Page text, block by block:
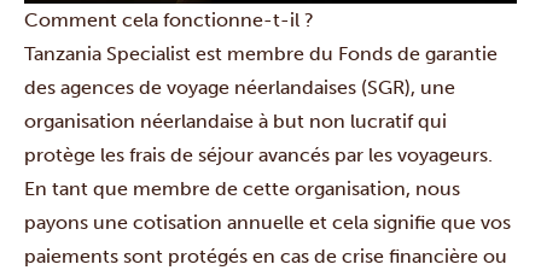
Comment cela fonctionne-t-il ?
Tanzania Specialist est membre du Fonds de garantie
des agences de voyage néerlandaises (SGR), une
organisation néerlandaise à but non lucratif qui
protège les frais de séjour avancés par les voyageurs.
En tant que membre de cette organisation, nous
payons une cotisation annuelle et cela signifie que vos
paiements sont protégés en cas de crise financière ou